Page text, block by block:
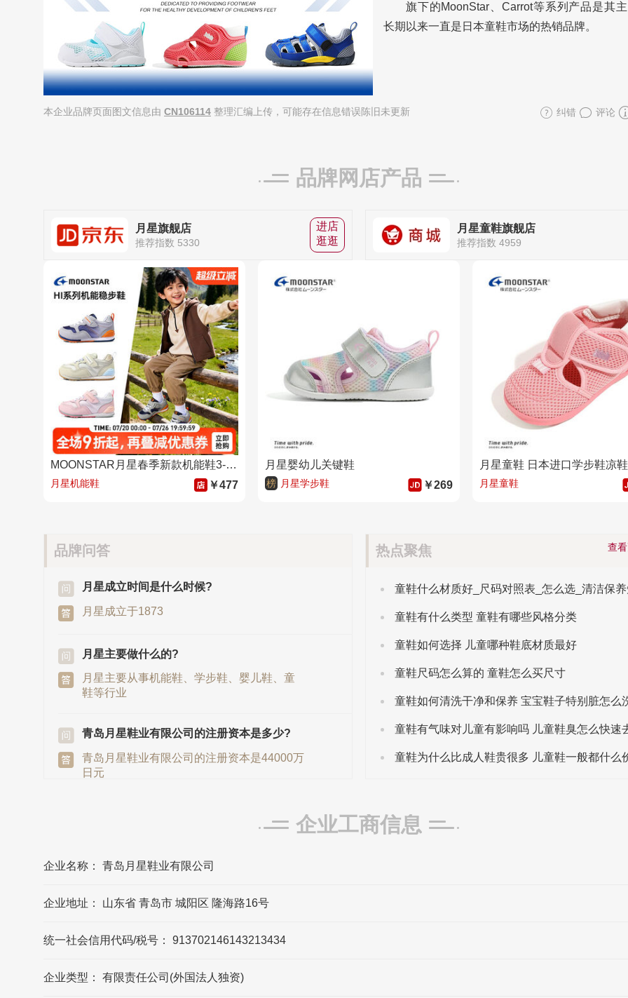
旗下的MoonStar、Carrot等系列产品是其
长期以来一直是日本童鞋市场的热销品牌。
本企业品牌页面图文信息由 CN106114 整理汇编上传，可能存在信息错误陈旧未更新 纠错 评论
品牌网店产品
月星旗舰店
推荐指数 5330
进店
逛逛
月星童鞋旗舰店
推荐指数 4959
MOONSTAR月星春季新款机能鞋3-8岁宝宝稳步鞋Hi系运动鞋男女童鞋
月星机能鞋 ￥477
月星婴幼儿关键鞋
榜 月星学步鞋 ￥269 月星童鞋
品牌问答
月星成立时间是什么时候?
月星成立于1873
月星主要做什么的?
月星主要从事机能鞋、学步鞋、婴儿鞋、童
鞋等行业
青岛月星鞋业有限公司的注册资本是多少?
青岛月星鞋业有限公司的注册资本是44000万
日元
青岛月星鞋业有限公司的法定代表人是市丸
月星官网公布的联系方式是021-61431282，
查
热点聚焦
童鞋什么材质好_尺码对照表_怎么选_清洁保
童鞋有什么类型 童鞋有哪些风格分类
童鞋如何选择 儿童哪种鞋底材质最好
童鞋尺码怎么算的 童鞋怎么买尺寸
童鞋如何清洗干净和保养 宝宝鞋子特别脏怎么
童鞋有气味对儿童有影响吗 儿童鞋臭怎么快速
童鞋为什么比成人鞋贵很多 儿童鞋一般都什么
企业工商信息
企业名称： 青岛月星鞋业有限公司
企业地址： 山东省 青岛市 城阳区 隆海路16号
统一社会信用代码/税号： 913702146143213434
企业类型： 有限责任公司(外国法人独资)